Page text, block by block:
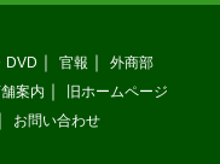
DVD 官報
外商部
舗案内
旧ホームページ
お問い合わせ